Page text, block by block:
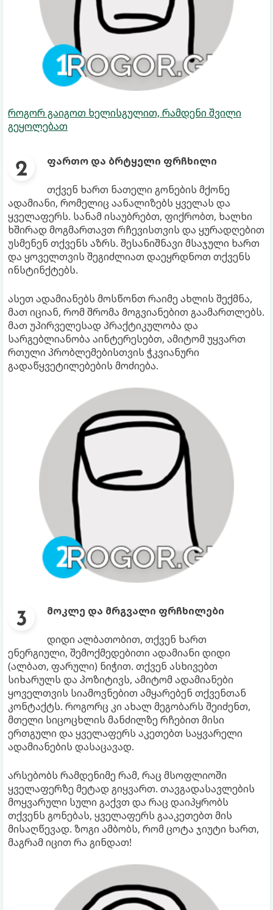
როგორ გაიგოთ ხელისგულით, რამდენი შვილი
გეყოლებათ
ფართო და ბრტყელი ფრჩხილი
თქვენ ხართ ნათელი გონების მქონე
ადამიანი, რომელიც აანალიზებს ყველას და
ყველაფერს. სანამ ისაუბრებთ, ფიქრობთ, ხალხი
ხშირად მოგმართავთ რჩევისთვის და ყურადღებით
უსმენენ თქვენს აზრს. შესანიშნავი მსაჯული ხართ
და ყოველთვის შეგიძლიათ დაეყრდნოთ თქვენს
ინსტინქტებს.
ასეთ ადამიანებს მოსწონთ რაიმე ახლის შექმნა,
მათ იციან, რომ შრომა მოგვიანებით გაამართლებს.
მათ უპირველესად პრაქტიკულობა და
სარგებლიანობა აინტერესებთ, ამიტომ უყვართ
რთული პრობლემებისთვის ჭკვიანური
გადაწყვეტილებების მოძიება.
მოკლე და მრგვალი ფრჩხილები
დიდი ალბათობით, თქვენ ხართ
ენერგიული, შემოქმედებითი ადამიანი დიდი
(ალბათ, ფარული) ნიჭით. თქვენ ასხივებთ
სიხარულს და პოზიტივს, ამიტომ ადამიანები
ყოველთვის სიამოვნებით ამყარებენ თქვენთან
კონტაქტს. როგორც კი ახალ მეგობარს შეიძენთ,
მთელი სიცოცხლის მანძილზე რჩებით მისი
ერთგული და ყველაფერს აკეთებთ საყვარელი
ადამიანების დასაცავად.
არსებობს რამდენიმე რამ, რაც მსოფლიოში
ყველაფერზე მეტად გიყვართ. თავგადასავლების
მოყვარული სული გაქვთ და რაც დაიპყრობს
თქვენს გონებას, ყველაფერს გააკეთებთ მის
მისაღწევად. ზოგი ამბობს, რომ ცოტა ჯიუტი ხართ,
მაგრამ იცით რა გინდათ!